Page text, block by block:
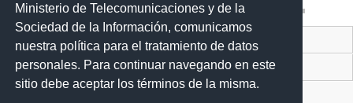
Ministerio de Telecomunicaciones y de la
Sociedad de la Información, comunicamos
nuestra política para el tratamiento de datos
personales. Para continuar navegando en este
sitio debe aceptar los términos de la misma.
Contacto Ciudadano Digital
Portal Trámites Ciudadanos
Sistema Nacional de Información (SNI)